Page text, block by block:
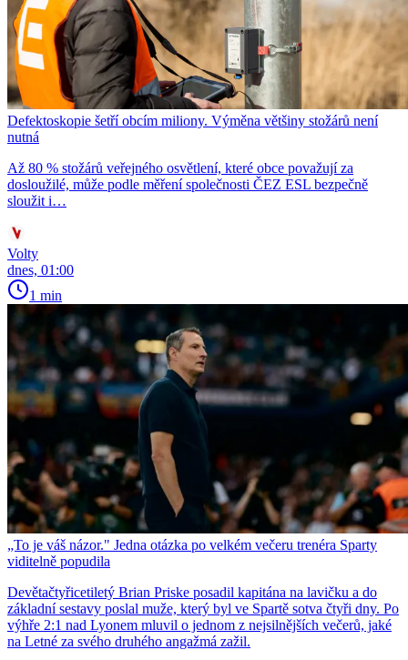
Defektoskopie šetří obcím miliony. Výměna většiny stožárů není
nutná
Až 80 % stožárů veřejného osvětlení, které obce považují za
dosloužilé, může podle měření společnosti ČEZ ESL bezpečně
sloužit i…
Volty
dnes, 01:00
1 min
„To je váš názor." Jedna otázka po velkém večeru trenéra Sparty
viditelně popudila
Devětačtyřicetiletý Brian Priske posadil kapitána na lavičku a do
základní sestavy poslal muže, který byl ve Spartě sotva čtyři dny. Po
výhře 2:1 nad Lyonem mluvil o jednom z nejsilnějších večerů, jaké
na Letné za svého druhého angažmá zažil.